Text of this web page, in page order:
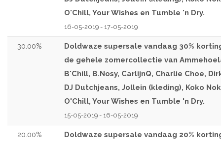
O'Chill, Your Wishes en Tumble 'n Dry.
16-05-2019 - 17-05-2019
30.00%
Doldwaze supersale vandaag 30%
de gehele zomercollectie van
B'Chill, B.Nosy, CarlijnQ, Charlie Choe,
DJ Dutchjeans, Jollein (kleding), Koko
O'Chill, Your Wishes en Tumble 'n Dry.
15-05-2019 - 16-05-2019
20.00% Doldwaze supersale vandaag 20%